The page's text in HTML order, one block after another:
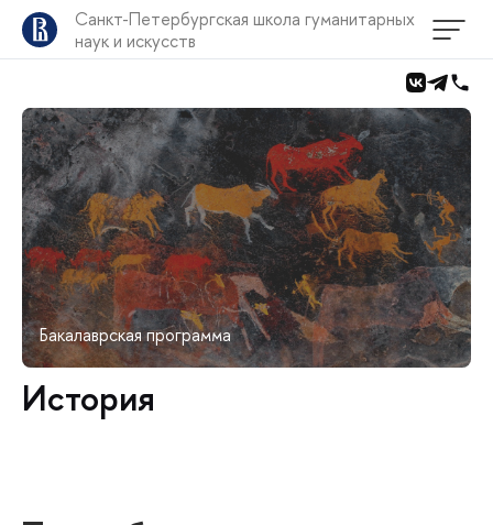
Санкт-Петербургская школа гуманитарных
наук и искусств
Бакалаврская программа
История